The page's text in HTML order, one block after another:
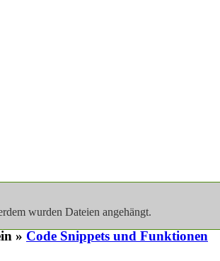
wurden Dateien angehängt.
» Code Snippets und Funktionen